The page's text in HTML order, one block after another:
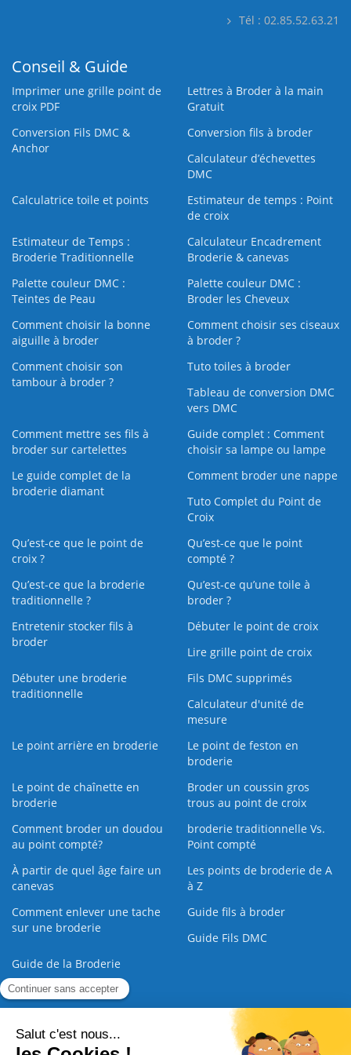
Tél : 02.85.52.63.21
Conseil & Guide
Imprimer une grille point de
croix PDF
Lettres à Broder à la main
Gratuit
Conversion Fils DMC &
Anchor
Conversion fils à broder
Calculateur d’échevettes
DMC
Calculatrice toile et points
Estimateur de temps : Point
de croix
Estimateur de Temps :
Broderie Traditionnelle
Calculateur Encadrement
Broderie & canevas
Palette couleur DMC :
Teintes de Peau
Palette couleur DMC :
Broder les Cheveux
Comment choisir la bonne
aiguille à broder
Comment choisir ses ciseaux
à broder ?
Comment choisir son
tambour à broder ?
Tuto toiles à broder
Tableau de conversion DMC
vers DMC
Comment mettre ses fils à
broder sur cartelettes
Guide complet : Comment
choisir sa lampe ou lampe
Le guide complet de la
broderie diamant
Comment broder une nappe
Tuto Complet du Point de
Croix
Qu’est-ce que le point de
croix ?
Qu’est-ce que le point
compté ?
Qu’est-ce que la broderie
traditionnelle ?
Qu’est‑ce qu’une toile à
broder ?
Entretenir stocker fils à
broder
Débuter le point de croix
Lire grille point de croix
Débuter une broderie
traditionnelle
Fils DMC supprimés
Calculateur d'unité de
mesure
Le point arrière en broderie
Le point de feston en
broderie
Le point de chaînette en
broderie
Broder un coussin gros
trous au point de croix
Comment broder un doudou
au point compté?
broderie traditionnelle Vs.
Point compté
À partir de quel âge faire un
canevas
Les points de broderie de A
à Z
Comment enlever une tache
sur une broderie
Guide fils à broder
Guide Fils DMC
Guide de la Broderie
Commande Papier | Nous contacter |